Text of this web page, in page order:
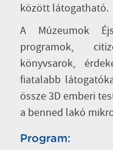
között látogatható.
A Múzeumok
programok,
könyvsarok,
fiatalabb
össze 3D emberi
a benned lakó
Program: